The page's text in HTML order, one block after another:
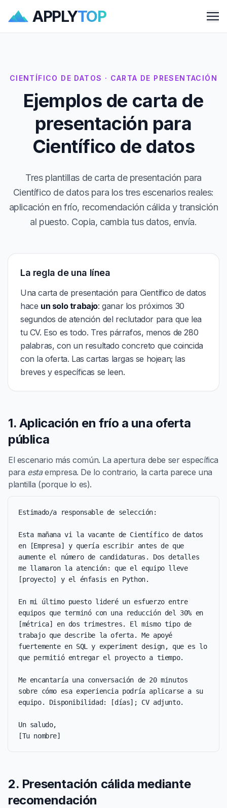
APPLYTOP
CIENTÍFICO DE DATOS · CARTA DE PRESENTACIÓN
Ejemplos de carta de
presentación para
Científico de datos
Tres plantillas de carta de presentación para
Científico de datos para los tres escenarios reales:
aplicación en frío, recomendación cálida y transición
al puesto. Copia, cambia tus datos, envía.
La regla de una línea
Una carta de presentación para Científico de datos
hace un solo trabajo: ganar los próximos 30
segundos de atención del reclutador para que lea
tu CV. Eso es todo. Tres párrafos, menos de 280
palabras, con un resultado concreto que coincida
con la oferta. Las cartas largas se hojean; las
breves y específicas se leen.
1. Aplicación en frío a una oferta
pública
El escenario más común. La apertura debe ser específica
para estaempresa. De lo contrario, la carta parece una
plantilla (porque lo es).
Estimado/a responsable de selección:
Esta mañana vi la vacante de Científico de datos
en [Empresa] y quería escribir antes de que
aumente el número de candidaturas. Dos detalles
me llamaron la atención: que el equipo lleve
[proyecto] y el énfasis en Python.
En mi último puesto lideré un esfuerzo entre
equipos que terminó con una reducción del 30% en
[métrica] en dos trimestres. El mismo tipo de
trabajo que describe la oferta. Me apoyé
fuertemente en SQL y experiment design, que es lo
que permitió entregar el proyecto a tiempo.
Me encantaría una conversación de 20 minutos
sobre cómo esa experiencia podría aplicarse a su
equipo. Disponibilidad: [días]; CV adjunto.
Un saludo,
[Tu nombre]
2. Presentación cálida mediante
recomendación